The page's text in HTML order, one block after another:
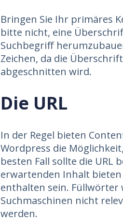
Bringen Sie Ihr primäres
bitte nicht, eine
Suchbegriff
Zeichen, da die
abgeschnitten wird.
Die URL
In der Regel bieten
Wordpress die
besten Fall sollte die URL
erwartenden Inhalt bieten
enthalten sein.
Suchmaschinen nicht
werden.